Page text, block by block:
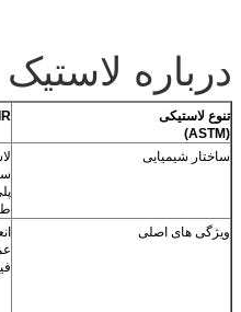
درباره لاستیک
تنوع لاستیکی
(ASTM)
ساختار شیمیایی
ویژگی های اصلی